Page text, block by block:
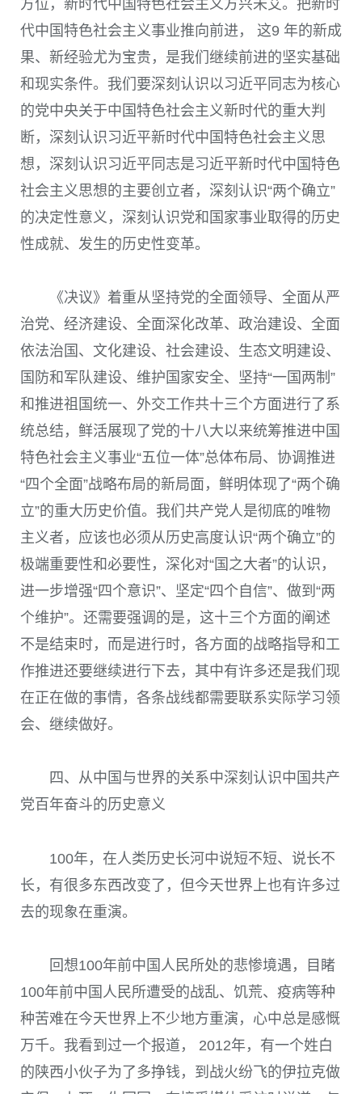
方位，新时代中国特色社会主义方兴未艾。把新时
代中国特色社会主义事业推向前进， 这9 年的新成
果、新经验尤为宝贵，是我们继续前进的坚实基础
和现实条件。我们要深刻认识以习近平同志为核心
的党中央关于中国特色社会主义新时代的重大判
断，深刻认识习近平新时代中国特色社会主义思
想，深刻认识习近平同志是习近平新时代中国特色
社会主义思想的主要创立者，深刻认识“两个确立”
的决定性意义，深刻认识党和国家事业取得的历史
性成就、发生的历史性变革。
《决议》着重从坚持党的全面领导、全面从严
治党、经济建设、全面深化改革、政治建设、全面
依法治国、文化建设、社会建设、生态文明建设、
国防和军队建设、维护国家安全、坚持“一国两制”
和推进祖国统一、外交工作共十三个方面进行了系
统总结，鲜活展现了党的十八大以来统筹推进中国
特色社会主义事业“五位一体”总体布局、协调推进
“四个全面”战略布局的新局面，鲜明体现了“两个确
立”的重大历史价值。我们共产党人是彻底的唯物
主义者，应该也必须从历史高度认识“两个确立”的
极端重要性和必要性，深化对“国之大者”的认识，
进一步增强“四个意识”、坚定“四个自信”、做到“两
个维护”。还需要强调的是，这十三个方面的阐述
不是结束时，而是进行时，各方面的战略指导和工
作推进还要继续进行下去，其中有许多还是我们现
在正在做的事情，各条战线都需要联系实际学习领
会、继续做好。
四、从中国与世界的关系中深刻认识中国共产
党百年奋斗的历史意义
100年，在人类历史长河中说短不短、说长不
长，有很多东西改变了，但今天世界上也有许多过
去的现象在重演。
回想100年前中国人民所处的悲惨境遇，目睹
100年前中国人民所遭受的战乱、饥荒、疫病等种
种苦难在今天世界上不少地方重演，心中总是感慨
万千。我看到过一个报道， 2012年，有一个姓白
的陕西小伙子为了多挣钱，到战火纷飞的伊拉克做